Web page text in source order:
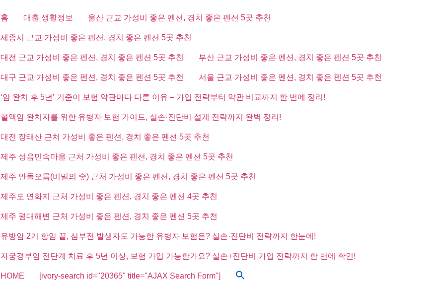
홈 대출 생활정보 울산 근교 가성비 좋은 펜션, 경치 좋은 펜션 5곳 추천
세종시 근교 가성비 좋은 펜션, 경치 좋은 펜션 5곳 추천
대전 근교 가성비 좋은 펜션, 경치 좋은 펜션 5곳 추천 부산 근교 가성비 좋은 펜션, 경치 좋은 펜션 5곳 추천
대구 근교 가성비 좋은 펜션, 경치 좋은 펜션 5곳 추천 서울 근교 가성비 좋은 펜션, 경치 좋은 펜션 5곳 추천
‘암 완치 후 5년’ 기준이 보험 약관마다 다른 이유 – 가입 전략부터 약관 비교까지 한 번에 정리!
혈액암 완치자를 위한 유병자 보험 가이드, 실손·진단비 설계 전략까지 완벽 정리!
대전 장태산 근처 가성비 좋은 펜션, 경치 좋은 펜션 5곳 추천
제주 성읍민속마을 근처 가성비 좋은 펜션, 경치 좋은 펜션 5곳 추천
제주 안돌오름(비밀의 숲) 근처 가성비 좋은 펜션, 경치 좋은 펜션 5곳 추천
제주도 연화지 근처 가성비 좋은 펜션, 경치 좋은 펜션 4곳 추천
제주 평대해변 근처 가성비 좋은 펜션, 경치 좋은 펜션 5곳 추천
유방암 2기 항암 끝, 심부전 발생자도 가능한 유병자 보험은? 실손·진단비 전략까지 한눈에!
자궁경부암 전단계 치료 후 5년 이상, 보험 가입 가능한가요? 실손+진단비 가입 전략까지 한 번에 확인!
HOME [ivory-search id="20365" title="AJAX Search Form"]